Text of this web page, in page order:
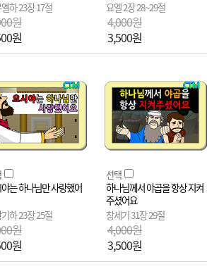
하 23장 17절
원
원
요엘 2장 28~29절
4,000원
3,500원
는 하나님만 사랑했어
하 23장 25절
원
원
선택
하나님께서 야곱을 항상 지켜
주셨어요
창세기 31장 29절
4,000원
3,500원